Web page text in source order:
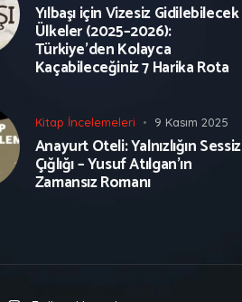
Yılbaşı için Vizesiz Gidilebilecek
Ülkeler (2025–2026):
Türkiye’den Kolayca
Kaçabileceğiniz 7 Harika Rota
Kitap İncelemeleri 9 Kasım 2025
Anayurt Oteli: Yalnızlığın Sessiz
Çığlığı – Yusuf Atılgan’ın
Zamansız Romanı